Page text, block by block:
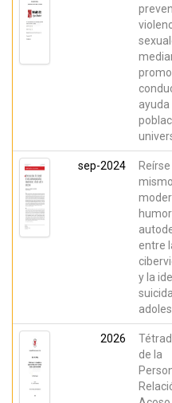
ayuda
sep-2024
entre
y la
2026
de la